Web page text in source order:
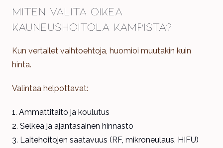
Miten valita oikea
kauneushoitola Kampista?
Kun vertailet vaihtoehtoja, huomioi muutakin kuin
hinta.
Valintaa helpottavat:
Ammattitaito ja koulutus
Selkeä ja ajantasainen hinnasto
Laitehoitojen saatavuus (RF, mikroneulaus, HIFU)